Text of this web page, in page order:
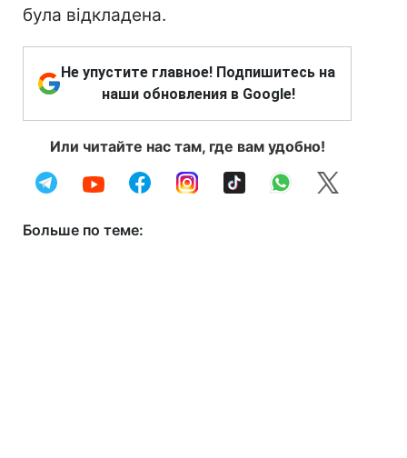
була відкладена.
Не упустите главное! Подпишитесь на
наши обновления в Google!
Или читайте нас там, где вам удобно!
Больше по теме: